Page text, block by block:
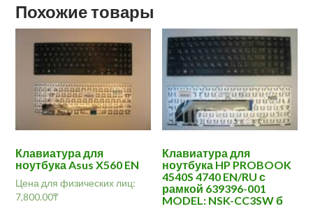
Похожие товары
Клавиатура для
ноутбука Asus X560 EN
Цена для физических лиц:
7,800.00₸
Клавиатура для
ноутбука HP PROBOOK
4540S 4740 EN/RU с
рамкой 639396-001
MODEL: NSK-CC3SW б